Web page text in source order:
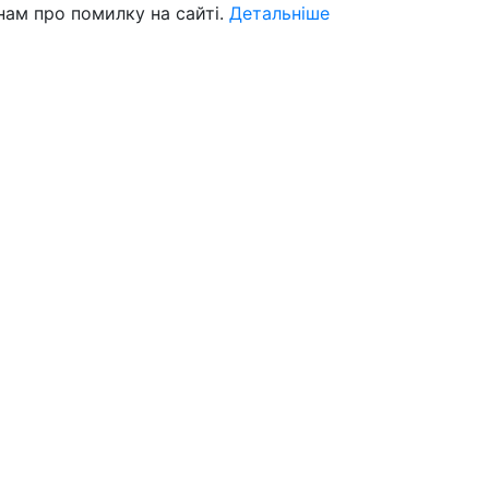
про помилку на сайті. Детальніше